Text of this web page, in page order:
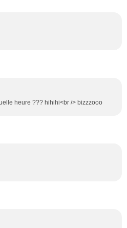
heure ??? hihihi<br /> bizzzooo